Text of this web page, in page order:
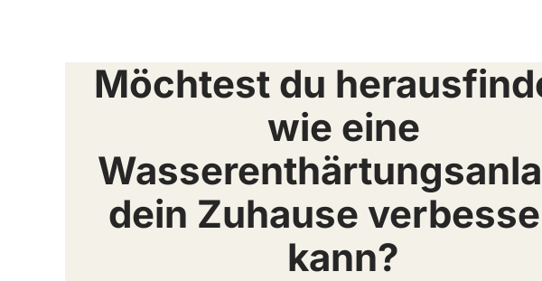
Möchtest du
wie eine
dein Zuhause
kann?